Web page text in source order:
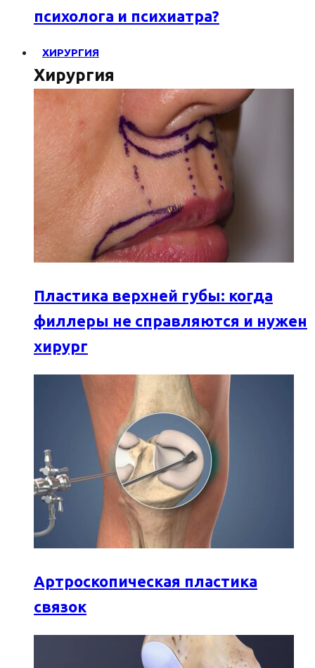
психолога и психиатра?
ХИРУРГИЯ
Хирургия
Пластика верхней губы: когда
филлеры не справляются и нужен
хирург
Артроскопическая пластика
связок